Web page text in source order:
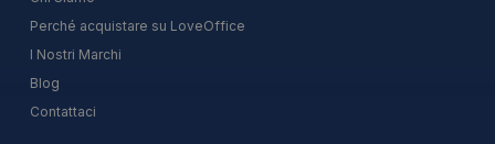
Perché acquistare su LoveOffice
I Nostri Marchi
Blog
Contattaci